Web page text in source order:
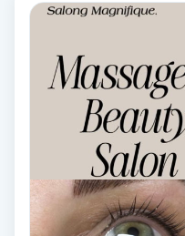
LPG-behandling
LPG-massage
Luggklippning